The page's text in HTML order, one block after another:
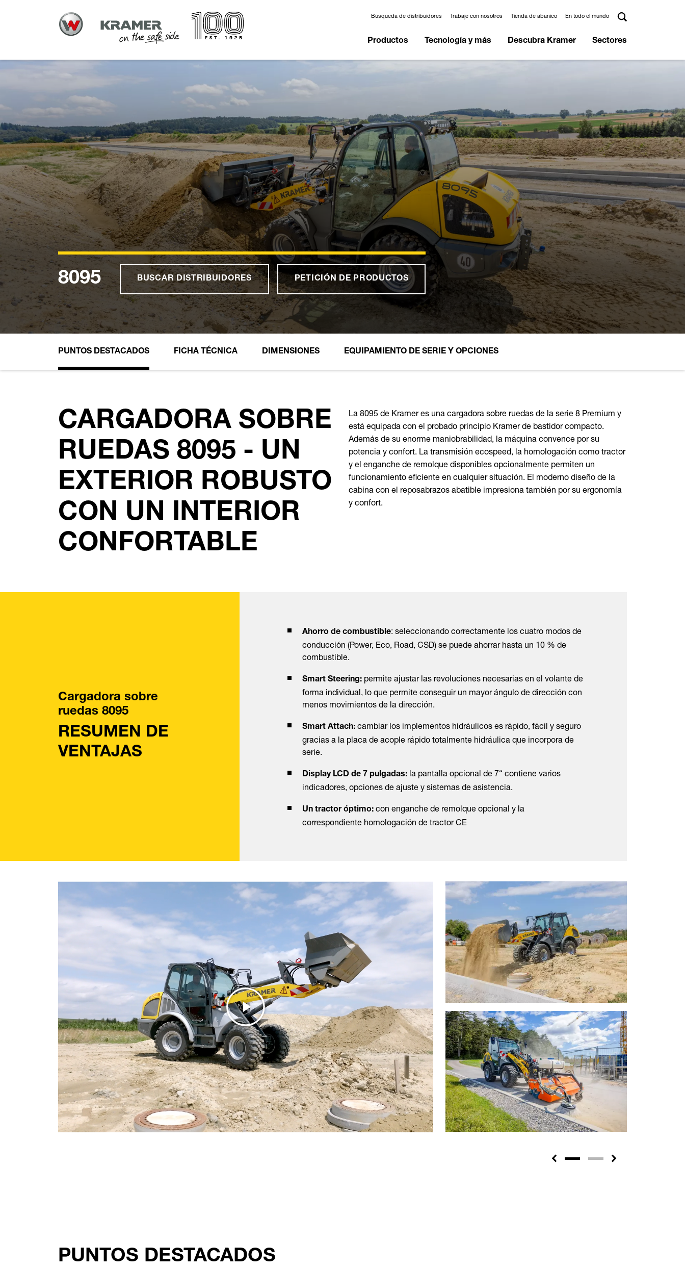
Búsqueda de distribuidores Trabaje con nosotros Tienda de abanico En todo el mundo
Productos Tecnología y más Descubra Kramer Sectores
8095 BUSCAR DISTRIBUIDORES PETICIÓN DE PRODUCTOS
PUNTOS DESTACADOS FICHA TÉCNICA DIMENSIONES EQUIPAMIENTO DE SERIE Y OPCIONES
CARGADORA SOBRE
RUEDAS 8095 - UN
EXTERIOR ROBUSTO
CON UN INTERIOR
CONFORTABLE
La 8095 de Kramer es una cargadora sobre ruedas de la serie 8 Premium y
está equipada con el probado principio Kramer de bastidor compacto.
Además de su enorme maniobrabilidad, la máquina convence por su
potencia y confort. La transmisión ecospeed, la homologación como tractor
y el enganche de remolque disponibles opcionalmente permiten un
funcionamiento eficiente en cualquier situación. El moderno diseño de la
cabina con el reposabrazos abatible impresiona también por su ergonomía
y confort.
Cargadora sobre
ruedas 8095
RESUMEN DE
VENTAJAS
Ahorro de combustible: seleccionando correctamente los cuatro modos de
conducción (Power, Eco, Road, CSD) se puede ahorrar hasta un 10 % de
combustible.
Smart Steering: permite ajustar las revoluciones necesarias en el volante de
forma individual, lo que permite conseguir un mayor ángulo de dirección con
menos movimientos de la dirección.
Smart Attach: cambiar los implementos hidráulicos es rápido, fácil y seguro
gracias a la placa de acople rápido totalmente hidráulica que incorpora de
serie.
Display LCD de 7 pulgadas: la pantalla opcional de 7“ contiene varios
indicadores, opciones de ajuste y sistemas de asistencia.
Un tractor óptimo: con enganche de remolque opcional y la
correspondiente homologación de tractor CE
Previous Next
PUNTOS DESTACADOS